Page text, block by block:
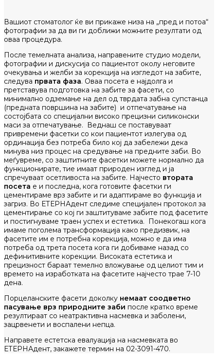
Вашиот стоматолог ќе ви прикаже низа на „пред и потоа“
фотографии за да ви ги доближи можните резултати од
оваа процедура.
После темелната анализа, направените студио модели,
фотографии и дискусија со пациентот околу неговите
очекувања и желби за корекција на изгледот на забите,
следува првата фаза. Оваа посета е најдолга и
претставува подготовка на забите за фасети, со
минимално одземање на дел од тврдата забна супстанца
(предната површина на забите) и отпечатување на
состојбата со специјални високо прецизни силиконски
маси за отпечатување. Веднаш се поставуваат
привремени фасетки со кои пациентот излегува од
ординација без потреба било кој да забележи дека
минува низ процес на средување на предните заби. Во
меѓувреме, со заштитните фасетки можете нормално да
функционирате, тие имаат природен изглед и ја
спречуваат осетливоста на забите. Најчесто втората
посета е и последна, кога готовите фасетки ги
цементираме врз забите и ги адаптираме во функција и
загриз. Во ЕТЕРНАдент следиме специјален протокол за
цементирање со кој ги заштитуваме забите под фасетите
и постигнуваме траен успех и естетика. Понекогаш кога
имаме поголема трансформација како предизвик, на
фасетите им е потребна корекција, можно е да има
потреба од трета посета кога ги добиваме назад со
дефинитивните корекции. Високата естетика и
прецизност бараат темелно вложување од целиот тим и
времето на изработката на фасетите најчесто трае 7-10
дена.
Порцеланските фасети доколку немаат соодветно
пасување врз природните заби после кратко време
резултираат со неатрактивна насмевка и заболени,
зацрвенети и воспалени непца.
Направете естетска евалуација на насмевката во
ЕТЕРНАдент, закажете термин на 02-3091-470.